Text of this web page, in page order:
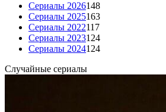
Сериалы 2026148
Сериалы 2025163
Сериалы 2022117
Сериалы 2023124
Сериалы 2024124
Случайные сериалы